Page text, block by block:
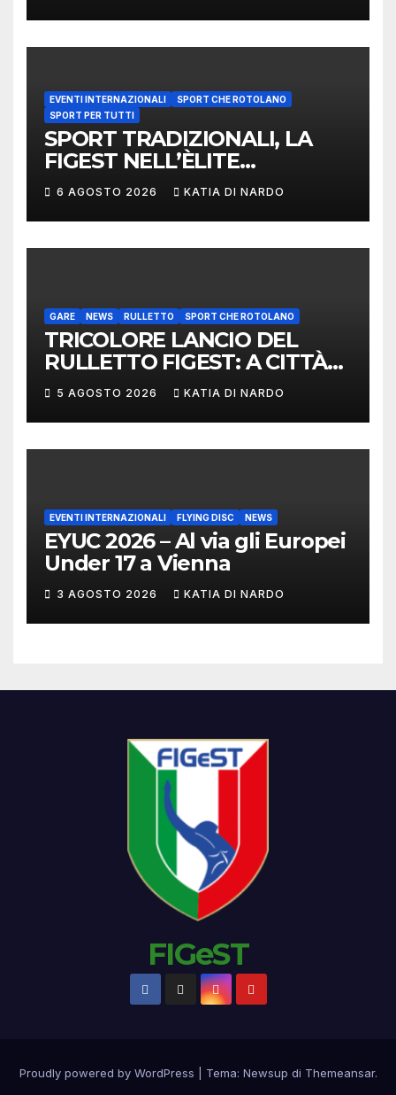
EVENTI INTERNAZIONALI
SPORT CHE ROTOLANO
SPORT PER TUTTI
SPORT TRADIZIONALI, LA
FIGEST NELL’ÈLITE
MONDIALE: LA
DELEGAZIONE ITALIANA
PROTAGONISTA AL
CONVEGNO TAFISA A
6 AGOSTO 2026 KATIA DI NARDO
GARE NEWS RULLETTO SPORT CHE ROTOLANO
TRICOLORE LANCIO DEL
RULLETTO FIGEST: A CITTÀ
DI CASTELLO VINCONO
MARCHIGIANI ED UMBRI
5 AGOSTO 2026 KATIA DI NARDO
EVENTI INTERNAZIONALI FLYING DISC NEWS
EYUC 2026 – Al via gli Europei
Under 17 a Vienna
3 AGOSTO 2026 KATIA DI NARDO
FIGeST
Proudly powered by WordPress Tema: Newsup di Themeansar.